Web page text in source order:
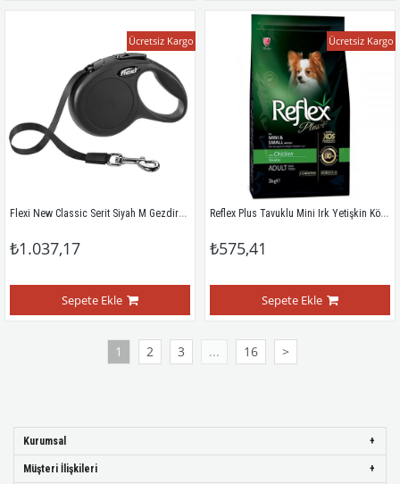
Flexi New Classic Serit Siyah M Gezdirme Tasmasi 5 Mt
₺1.037,17
Sepete Ekle
Ücretsiz Kargo
Reflex Plus Tavuklu Mini Irk Yetişkin Köpek Maması 3 Kg
₺575,41
Sepete Ekle
Ücretsiz Kargo
1 2 3 ... 16 >
Kurumsal
Müşteri İlişkileri